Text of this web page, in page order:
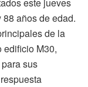
este jueves
años de edad.
de la
edificio M30,
sus